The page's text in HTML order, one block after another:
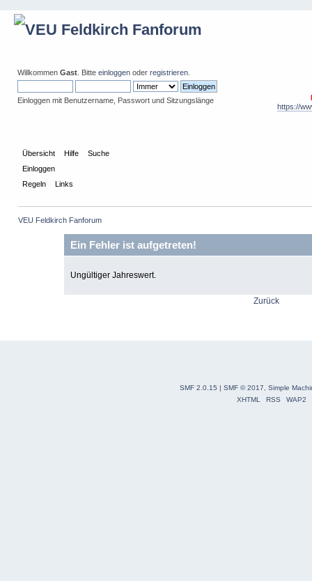
Willkommen Gast . Bitte einloggen oder registrieren
Einloggen mit Benutzername, Passwort und Sitzungslänge
https://
Übersicht Hilfe Suche
Einloggen
Regeln
Links
VEU Feldkirch Fanforum
Ein Fehler ist aufgetreten!
Ungültiger Jahreswert.
Zurück
SMF 2.0.15 | SMF © 2017, Simple
XHTML
RSS WAP2